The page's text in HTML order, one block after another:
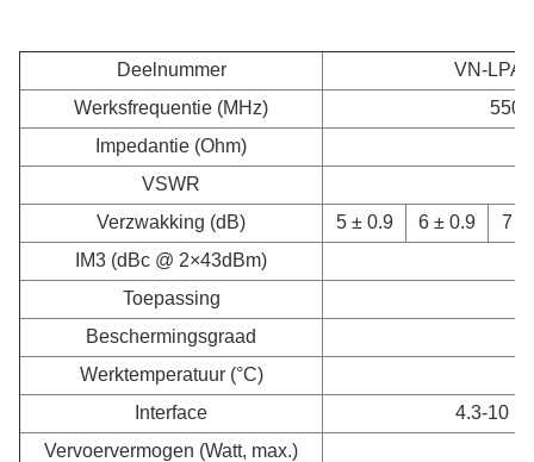
Deelnummer
VN-
Werksfrequentie (MHz)
550-
Impedantie (Ohm)
VSWR
Verzwakking (dB)
5 ± 0.9 6 ± 0.9
7 ±
IM3 (dBc @ 2×43dBm)
Toepassing
Beschermingsgraad
Werktemperatuur (°C)
Interface
4.3-10
Vervoervermogen (Watt, max.)